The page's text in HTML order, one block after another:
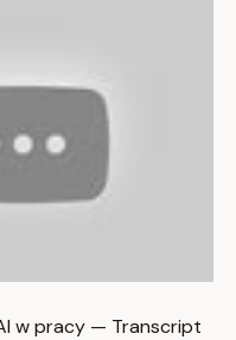
w pracy — Transcript